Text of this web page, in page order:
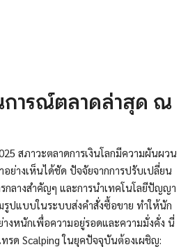
การณ์ตลาดล่าสุด ณ
สภาวะตลาดการเงินโลกมีความผันผวน
ย่างเห็นได้ชัด ปัจจัยจากการปรับเปลี่ยน
กลางสำคัญๆ และการนำเทคโนโลยีปัญญา
รูปแบบในระบบส่งคำสั่งซื้อขาย ทำให้นัก
งหนักเพื่อความอยู่รอดและความมั่งคั่ง นี่
รด Scalping ในยุคปัจจุบันต้องเผชิญ: